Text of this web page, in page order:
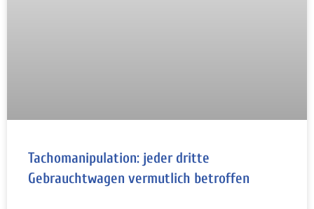
Tachomanipulation: jeder dritte
Gebrauchtwagen vermutlich betroffen